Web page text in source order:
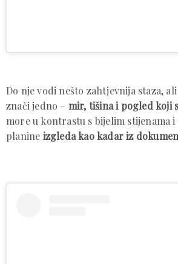
Do nje vodi nešto zahtjevnija staza,
znači jedno – mir, tišina i pogled koji
more u kontrastu s bijelim stijenama
planine izgleda kao kadar iz